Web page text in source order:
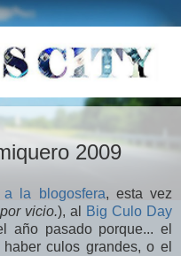
2009
la blogosfera, esta vez
vicio.), al
Big Culo Day
año pasado porque... el
culos grandes, o el